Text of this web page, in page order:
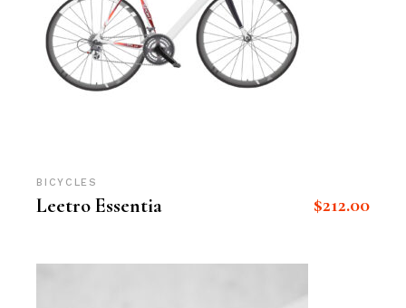
BICYCLES
Leetro Essentia $212.00